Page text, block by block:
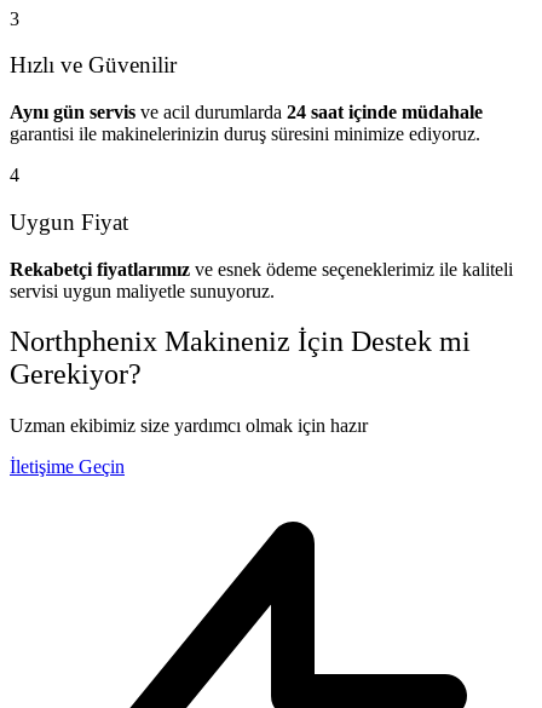
3
Hızlı ve Güvenilir
Aynı gün servis ve acil durumlarda 24 saat içinde müdahale
garantisi ile makinelerinizin duruş süresini minimize ediyoruz.
4
Uygun Fiyat
Rekabetçi fiyatlarımız ve esnek ödeme seçeneklerimiz ile kaliteli
servisi uygun maliyetle sunuyoruz.
Northphenix Makineniz İçin Destek mi
Gerekiyor?
Uzman ekibimiz size yardımcı olmak için hazır
İletişime Geçin